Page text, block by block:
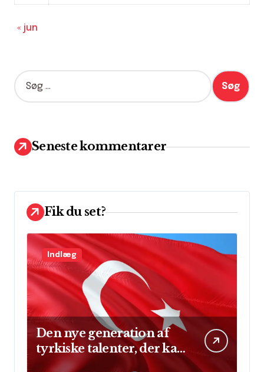
« jun
S
ø
t
e
Seneste kommentarer
Fik du set?
Indlæg
Den nye generation af
tyrkiske talenter, der kan
skinne på verdensscenen